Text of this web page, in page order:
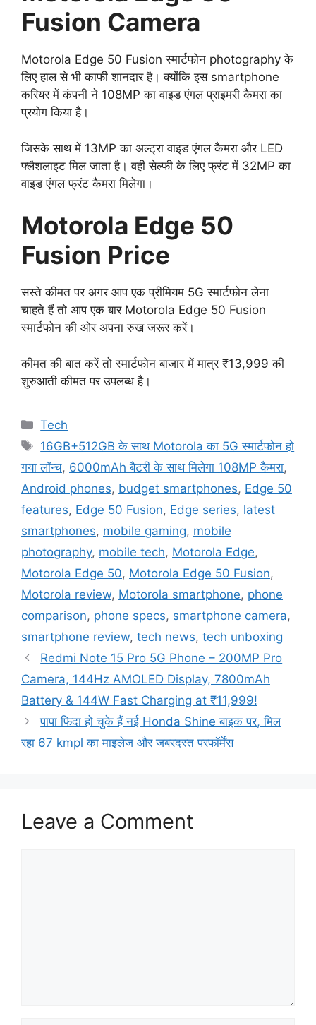
Fusion Camera
Motorola Edge 50 Fusion स्मार्टफोन photography के
लिए हाल से भी काफी शानदार है। क्योंकि इस smartphone
करियर में कंपनी ने 108MP का वाइड एंगल प्राइमरी कैमरा का
प्रयोग किया है।
जिसके साथ में 13MP का अल्ट्रा वाइड एंगल कैमरा और LED
फ्लैशलाइट मिल जाता है। वही सेल्फी के लिए फ्रंट में 32MP का
वाइड एंगल फ्रंट कैमरा मिलेगा।
Motorola Edge 50
Fusion Price
सस्ते कीमत पर अगर आप एक प्रीमियम 5G स्मार्टफोन लेना
चाहते हैं तो आप एक बार Motorola Edge 50 Fusion
स्मार्टफोन की ओर अपना रुख जरूर करें।
कीमत की बात करें तो स्मार्टफोन बाजार में मात्र ₹13,999 की
शुरुआती कीमत पर उपलब्ध है।
Categories
Tech
Tags
16GB+512GB के साथ Motorola का 5G स्मार्टफोन हो
गया लॉन्च, 6000mAh बैटरी के साथ मिलेगा 108MP कैमरा,
Android phones, budget smartphones, Edge 50
features, Edge 50 Fusion, Edge series, latest
smartphones, mobile gaming, mobile
photography, mobile tech, Motorola Edge,
Motorola Edge 50, Motorola Edge 50 Fusion,
Motorola review, Motorola smartphone, phone
comparison, phone specs, smartphone camera,
smartphone review, tech news, tech unboxing
Redmi Note 15 Pro 5G Phone – 200MP Pro
Camera, 144Hz AMOLED Display, 7800mAh
Battery & 144W Fast Charging at ₹11,999!
पापा फिदा हो चुके हैं नई Honda Shine बाइक पर, मिल
रहा 67 kmpl का माइलेज और जबरदस्त परफॉर्मेंस
Leave a Comment